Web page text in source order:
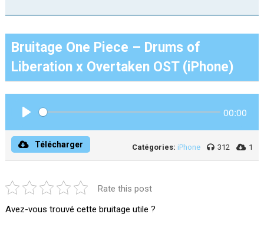
Bruitage One Piece – Drums of
Liberation x Overtaken OST (iPhone)
00:00
Télécharger Catégories: iPhone 312 1
Rate this post
Avez-vous trouvé cette bruitage utile ?